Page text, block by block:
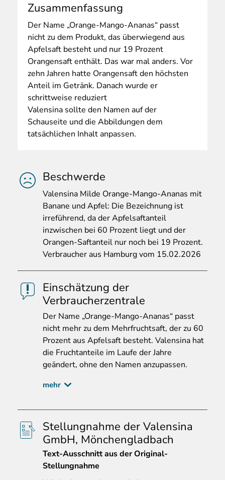
Zusammenfassung
Der Name „Orange-Mango-Ananas“ passt
nicht zu dem Produkt, das überwiegend aus
Apfelsaft besteht und nur 19 Prozent
Orangensaft enthält. Das war mal anders. Vor
zehn Jahren hatte Orangensaft den höchsten
Anteil im Getränk. Danach wurde er
schrittweise reduziert
Valensina sollte den Namen auf der
Schauseite und die Abbildungen dem
tatsächlichen Inhalt anpassen.
Beschwerde
Valensina Milde Orange-Mango-Ananas mit
Banane und Apfel: Die Bezeichnung ist
irreführend, da der Apfelsaftanteil
inzwischen bei 60 Prozent liegt und der
Orangen-Saftanteil nur noch bei 19 Prozent.
Verbraucher aus Hamburg vom 15.02.2026
Einschätzung der
Verbraucherzentrale
Der Name „Orange-Mango-Ananas“ passt
nicht mehr zu dem Mehrfruchtsaft, der zu 60
Prozent aus Apfelsaft besteht. Valensina hat
die Fruchtanteile im Laufe der Jahre
geändert, ohne den Namen anzupassen.
mehr
Stellungnahme der Valensina
GmbH, Mönchengladbach
Text-Ausschnitt aus der Original-
Stellungnahme